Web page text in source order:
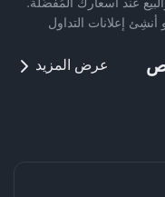
إعلانات التداول
عرض المزيد